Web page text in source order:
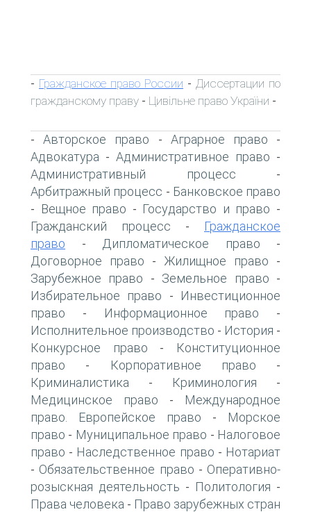
- Гражданское право России - Диссертации по
гражданскому праву - Цивільне право України -
-Авторское право - Аграрное право -
Адвокатура - Административное право -
Административный процесс -
Арбитражный процесс - Банковское право
- Вещное право - Государство и право -
Гражданский процесс -
Гражданское
право - Дипломатическое право -
Договорное право - Жилищное право -
Зарубежное право - Земельное право -
Избирательное право -
Инвестиционное
право - Информационное право -
Исполнительное производство - История -
Конкурсное право -
Конституционное
право - Корпоративное право -
Криминалистика - Криминология -
Медицинское право -
Международное
право. Европейское право -
Морское
право - Муниципальное право - Налоговое
право - Наследственное право - Нотариат
- Обязательственное право - Оперативно-
розыскная деятельность - Политология -
Права человека - Право зарубежных стран